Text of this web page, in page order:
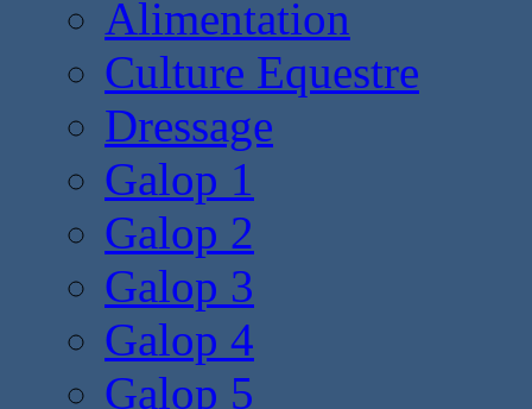
Alimentation
Culture Equestre
Dressage
Galop 1
Galop 2
Galop 3
Galop 4
Galop 5